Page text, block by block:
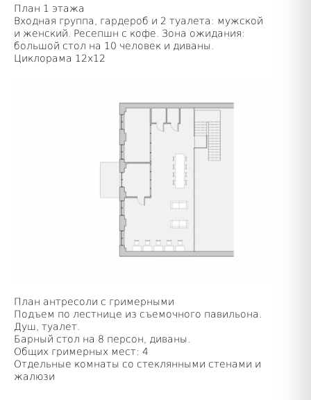
План 1 этажа
Входная группа, гардероб и 2 туалета: мужской
и женский. Ресепшн с кофе. Зона ожидания:
большой стол на 10 человек и диваны.
Циклорама 12х12
План антресоли с гримерными
Подъем по лестнице из съемочного павильона.
Душ, туалет.
Барный стол на 8 персон, диваны.
Общих гримерных мест: 4
Отдельные комнаты со стеклянными стенами и
жалюзи